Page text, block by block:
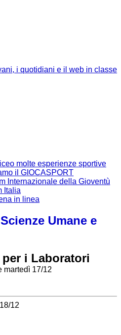
i quotidiani e il web in classe
molte esperienze sportive
il GIOCASPORT
Internazionale della Gioventù
Italia
in linea
Umane e
i Laboratori
martedì 17/12
12